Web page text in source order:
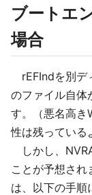
ブートエ
場合
rEFIndを別デ
のファイル自体
す。（悪名高
性は残っている
しかし、
ことが予想され
は、以下の手順